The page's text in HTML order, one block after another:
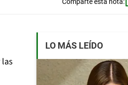
Comparte esta nota:
LO MÁS LEÍDO